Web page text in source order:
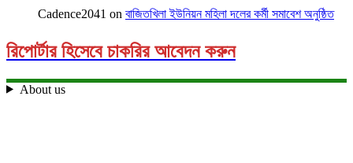
Cadence2041 on বাজিতখিলা ইউনিয়ন মহিলা দলের কর্মী সমাবেশ অনুষ্ঠিত
রিপোর্টার হিসেবে চাকরির আবেদন করুন
About us